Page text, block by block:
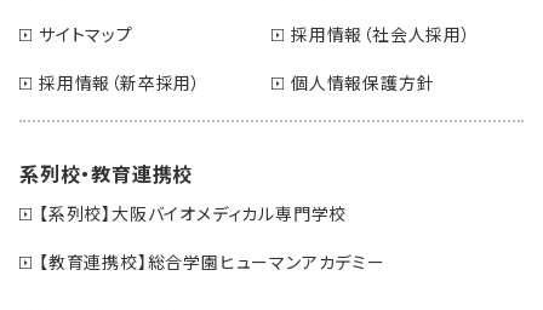
サイトマップ
採用情報（社会人採用）
採用情報（新卒採用）
個人情報保護方針
系列校・教育連携校
【系列校】大阪バイオメディカル専門学校
【教育連携校】総合学園ヒューマンアカデミー